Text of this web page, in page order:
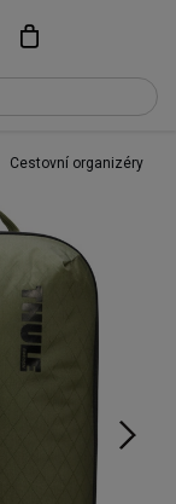
Cestovní organizéry